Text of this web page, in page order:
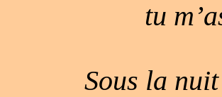
tu
Sous la